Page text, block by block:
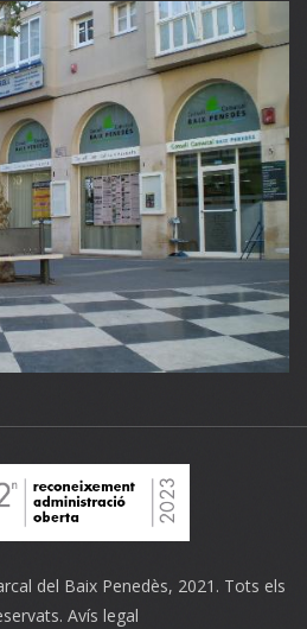
del Baix Penedès, 2021. Tots els
Avís legal